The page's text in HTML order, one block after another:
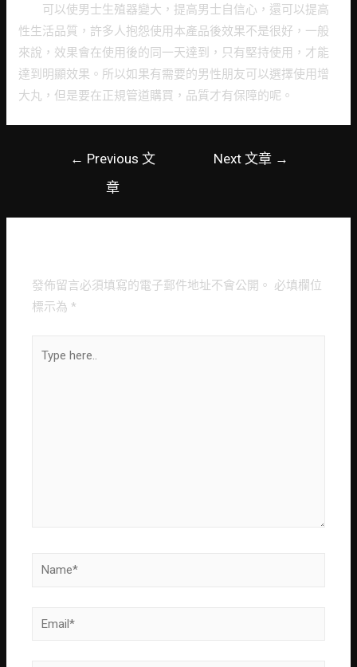
可以使男士生殖器變大，提高男士自信心，還可以提高
性生活品質，許多人抱怨使用本產品後效果不是很好，一般
來說，效果會在使用後的同一天達到，只有堅持使用，才能
達到明顯效果。所以如果有需要的男性朋友可以選擇使用增
大丸，但是要在正規管道購買，品質才有保障的呢。
覽
← Previous 文
章
Next 文章 →
發佈留言必須填寫的電子郵件地址不會公開。 必填欄位
標示為*
here..
Name*
Email*